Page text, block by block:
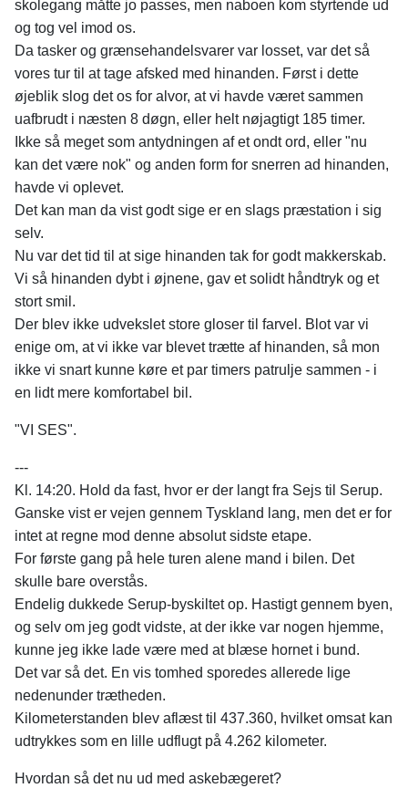
skolegang måtte jo passes, men naboen kom styrtende ud
og tog vel imod os.
Da tasker og grænsehandelsvarer var losset, var det så
vores tur til at tage afsked med hinanden. Først i dette
øjeblik slog det os for alvor, at vi havde været sammen
uafbrudt i næsten 8 døgn, eller helt nøjagtigt 185 timer.
Ikke så meget som antydningen af et ondt ord, eller "nu
kan det være nok" og anden form for snerren ad hinanden,
havde vi oplevet.
Det kan man da vist godt sige er en slags præstation i sig
selv.
Nu var det tid til at sige hinanden tak for godt makkerskab.
Vi så hinanden dybt i øjnene, gav et solidt håndtryk og et
stort smil.
Der blev ikke udvekslet store gloser til farvel. Blot var vi
enige om, at vi ikke var blevet trætte af hinanden, så mon
ikke vi snart kunne køre et par timers patrulje sammen - i
en lidt mere komfortabel bil.
"VI SES".
---
Kl. 14:20. Hold da fast, hvor er der langt fra Sejs til Serup.
Ganske vist er vejen gennem Tyskland lang, men det er for
intet at regne mod denne absolut sidste etape.
For første gang på hele turen alene mand i bilen. Det
skulle bare overstås.
Endelig dukkede Serup-byskiltet op. Hastigt gennem byen,
og selv om jeg godt vidste, at der ikke var nogen hjemme,
kunne jeg ikke lade være med at blæse hornet i bund.
Det var så det. En vis tomhed sporedes allerede lige
nedenunder trætheden.
Kilometerstanden blev aflæst til 437.360, hvilket omsat kan
udtrykkes som en lille udflugt på 4.262 kilometer.
Hvordan så det nu ud med askebægeret?